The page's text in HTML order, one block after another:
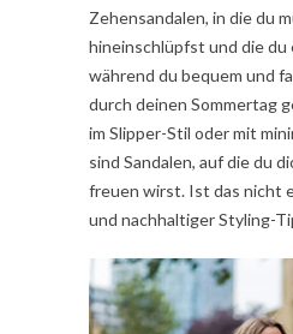
Zehensandalen, in die du
hineinschlüpfst und die du
während du bequem und
durch deinen Sommertag
im Slipper-Stil oder mit
sind Sandalen, auf die du
freuen wirst. Ist das nicht
und nachhaltiger Styling-